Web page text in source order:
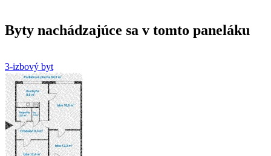
Byty nachádzajúce sa v tomto paneláku
3-izbový byt